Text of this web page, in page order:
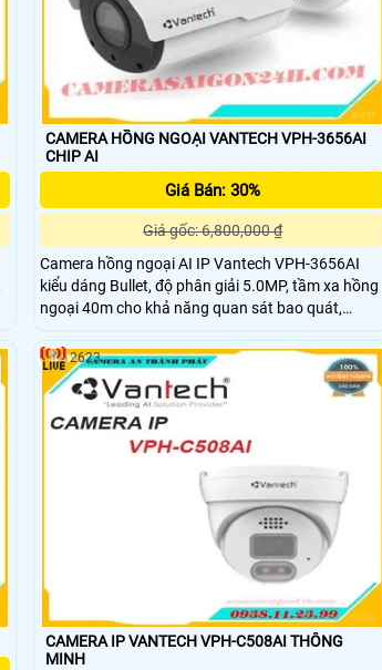
CAMERA HỒNG NGOẠI VANTECH VPH-3656AI
CHIP AI
Giá Bán: 30%
Giá gốc: 6,800,000 ₫
Camera hồng ngoại AI IP Vantech VPH-3656AI
kiểu dáng Bullet, độ phân giải 5.0MP, tầm xa hồng
ngoại 40m cho khả năng quan sát bao quát,
truyền tải dữ liệu với độ nét cao, chuẩn nén hình
ảnh H.265, tiêu chuẩn IP66 giúp camera chống
nước, nên lắp đặt được trong nhà và ngoài trời. lắp
đặt camera quan sát công ty cảm biên hồng ngoai
AI IP Vantech
CAMERA IP VANTECH VPH-C508AI THÔNG
MINH
2623